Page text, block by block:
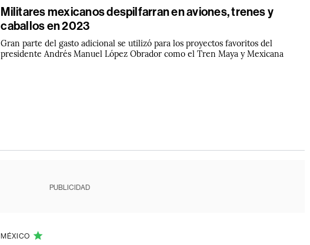
Militares mexicanos despilfarran en aviones, trenes y
caballos en 2023
Gran parte del gasto adicional se utilizó para los proyectos favoritos del
presidente Andrés Manuel López Obrador como el Tren Maya y Mexicana
PUBLICIDAD
MÉXICO